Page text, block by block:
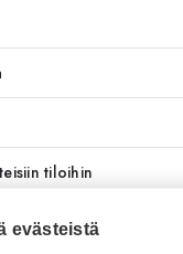
tiloihin
evästeistä